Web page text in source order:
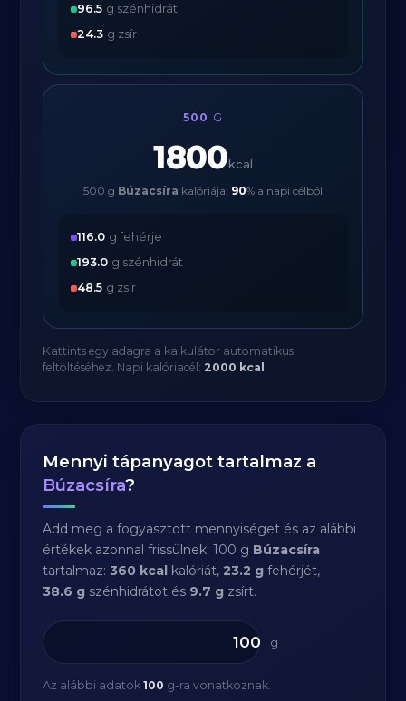
96.5 g szénhidrát
24.3 g zsír
500 G
1800 kcal
500 g Búzacsíra kalóriája: 90% a napi célból
116.0 g fehérje
193.0 g szénhidrát
48.5 g zsír
Kattints egy adagra a kalkulátor automatikus
feltöltéséhez. Napi kalóriacél: 2000 kcal .
Mennyi tápanyagot tartalmaz a
Búzacsíra?
Add meg a fogyasztott mennyiséget és az alábbi
értékek azonnal frissülnek. 100 g Búzacsíra
tartalmaz:360 kcal kalóriát,23.2 g fehérjét,
38.6 g szénhidrátot és 9.7 g zsírt.
g
Az alábbi adatok100 g-ra vonatkoznak.